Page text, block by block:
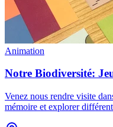
Animation
Notre Biodiversité:
Venez nous rendre visite
mémoire et explorer